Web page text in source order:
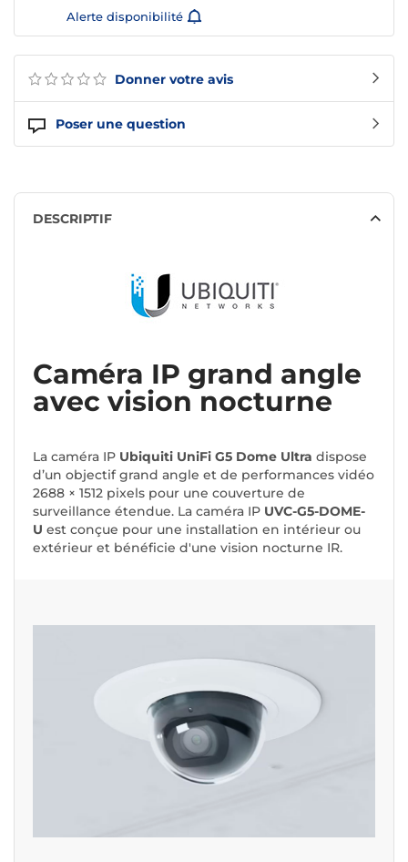
Donner votre avis
Poser une question
Alerte disponibilité
DESCRIPTIF
Caméra IP grand angle
avec vision nocturne
La caméra IP Ubiquiti UniFi G5 Dome Ultra dispose
d’un objectif grand angle et de performances vidéo
2688 × 1512 pixels pour une couverture de
surveillance étendue. La caméra IP UVC-G5-DOME-
U est conçue pour une installation en intérieur ou
extérieur et bénéficie d'une vision nocturne IR.